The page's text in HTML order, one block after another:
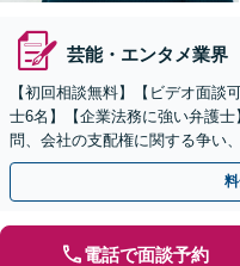
芸能・エンタメ業界
【初回相談無料】【ビデオ面談
士6名】【企業法務に強い弁護
問、会社の支配権に関する争い
引先のトラブル、債権回収等に
電話で面談予約